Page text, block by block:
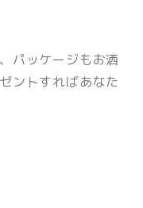
パッケージもお洒
ントすればあなた